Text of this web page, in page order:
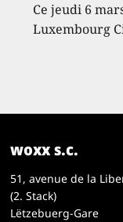
Ce jeudi 6
Luxembourg
woxx s.c.
51, avenue de la
(2. Stack)
Lëtzebuerg-Gare